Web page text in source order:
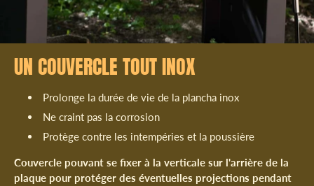
UN COUVERCLE TOUT INOX
Prolonge la durée de vie de la plancha inox
Ne craint pas la corrosion
Protège contre les intempéries et la poussière
Couvercle pouvant se fixer à la verticale sur l'arrière de la
plaque pour protéger des éventuelles projections pendant